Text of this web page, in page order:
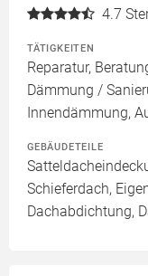
4.7
TÄTIGKEITEN
Reparatur,
Dämmung /
Innendämmung,
GEBÄUDETEILE
Schieferdach,
Dachabdichtung,